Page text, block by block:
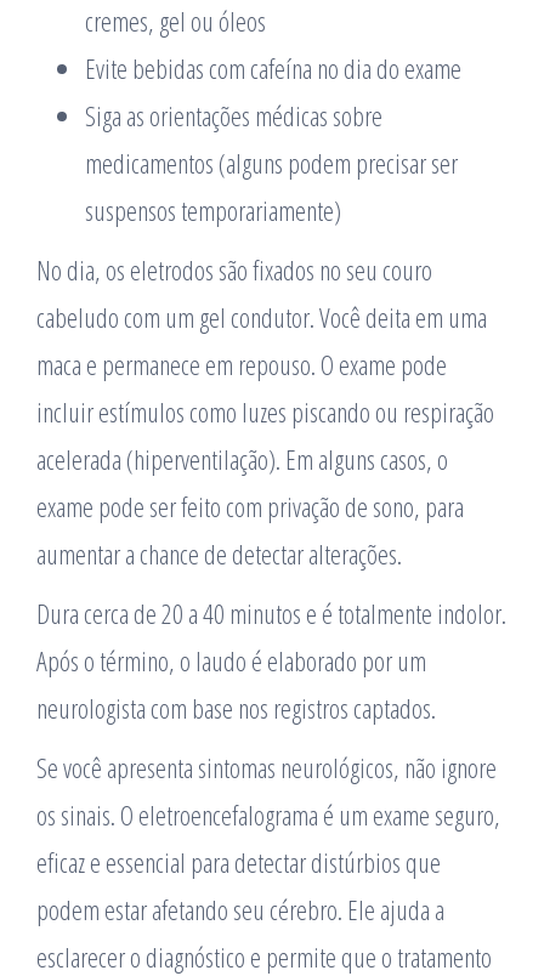
cremes, gel ou óleos
Evite bebidas com cafeína no dia do exame
Siga as orientações médicas sobre
medicamentos (alguns podem precisar ser
suspensos temporariamente)
No dia, os eletrodos são fixados no seu couro
cabeludo com um gel condutor. Você deita em uma
maca e permanece em repouso. O exame pode
incluir estímulos como luzes piscando ou respiração
acelerada (hiperventilação). Em alguns casos, o
exame pode ser feito com privação de sono, para
aumentar a chance de detectar alterações.
Dura cerca de 20 a 40 minutos e é totalmente indolor.
Após o término, o laudo é elaborado por um
neurologista com base nos registros captados.
Se você apresenta sintomas neurológicos, não ignore
os sinais. O eletroencefalograma é um exame seguro,
eficaz e essencial para detectar distúrbios que
podem estar afetando seu cérebro. Ele ajuda a
esclarecer o diagnóstico e permite que o tratamento